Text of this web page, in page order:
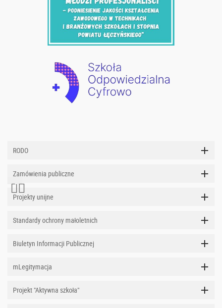
RODO
Zamówienia publiczne
Projekty unijne
Standardy ochrony małoletnich
Biuletyn Informacji Publicznej
mLegitymacja
Projekt "Aktywna szkoła"